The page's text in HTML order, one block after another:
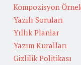
Kompozisyon
Yazılı Soruları
Yıllık Planlar
Yazım Kuralları
Gizlilik Politikası